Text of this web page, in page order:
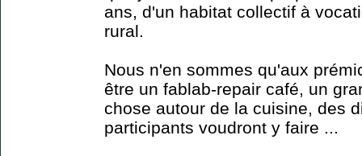
ans, d'un habitat collectif à
rural.
Nous n'en sommes qu'aux
être un fablab-repair café, un
chose autour de la cuisine, des
participants voudront y faire ...